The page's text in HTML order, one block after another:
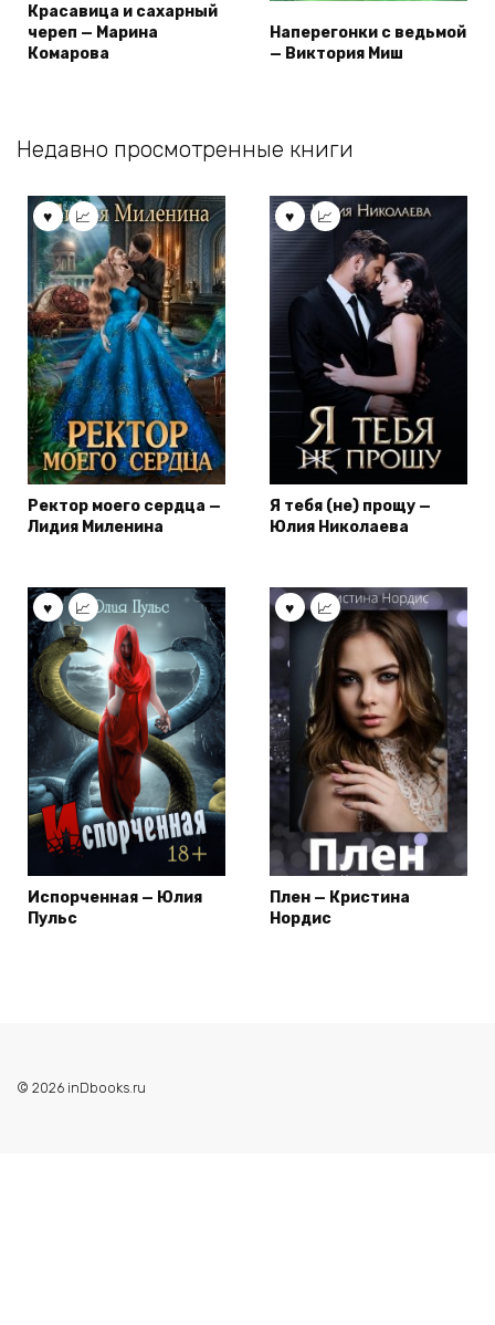
Красавица и сахарный
череп — Марина
Комарова
Наперегонки с ведьмой
— Виктория Миш
Недавно просмотренные книги
Ректор моего сердца —
Лидия Миленина
Я тебя (не) прощу —
Юлия Николаева
Испорченная — Юлия
Пульс
Плен — Кристина
Нордис
© 2026 inDbooks.ru